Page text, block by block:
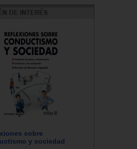
sobre
y sociedad